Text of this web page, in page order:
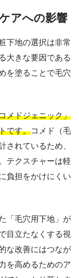
アへの影響
下地の選択は非常
大きな要因である
を塗ることで毛穴
メドジェニック」
です。コメド（毛
されているため、
テクスチャーは軽
負担をかけにくい
「毛穴用下地」が
目立たなくする視
な改善にはつなが
を高めるためのア